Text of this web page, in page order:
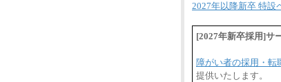
2027年以降新卒 特設
[2027年新卒採用]サ
障がい者の採用・転
提供いたします。